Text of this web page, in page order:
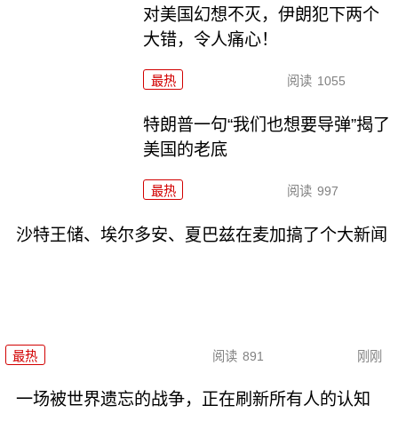
对美国幻想不灭，伊朗犯下两个
大错，令人痛心！
最热 阅读 1055
特朗普一句“我们也想要导弹”揭了
美国的老底
最热 阅读 997
沙特王储、埃尔多安、夏巴兹在麦加搞了个大新闻
最热 阅读 891 刚刚
一场被世界遗忘的战争，正在刷新所有人的认知